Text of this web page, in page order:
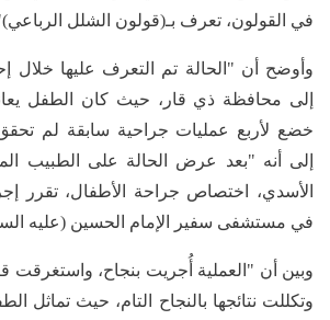
في القولون، تعرف بـ(قولون الشلل
وأوضح أن "الحالة تم التعرف عليها خلال
إلى محافظة ذي قار، حيث كان الطفل
خضع لأربع عمليات جراحية سابقة لم تحقق
إلى أنه "بعد عرض الحالة على الطبيب
الأسدي، اختصاص جراحة الأطفال، تقرر
في مستشفى سفير الإمام الحسين (عليه
وبين أن "العملية أُجريت بنجاح، واستغرقت
وتكللت نتائجها بالنجاح التام، حيث تماثل